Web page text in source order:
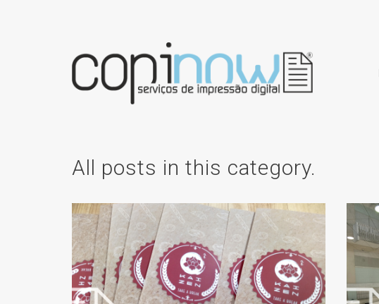
All posts in this category.
EMENTAS PARA
RESTAURANTES